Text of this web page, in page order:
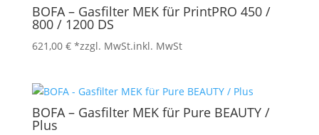
BOFA – Gasfilter MEK für PrintPRO 450 /
800 / 1200 DS
621,00 € *zzgl. MwSt.inkl. MwSt
BOFA – Gasfilter MEK für Pure BEAUTY /
Plus